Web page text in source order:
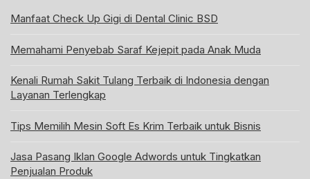
Manfaat Check Up Gigi di Dental Clinic BSD
Memahami Penyebab Saraf Kejepit pada Anak Muda
Kenali Rumah Sakit Tulang Terbaik di Indonesia dengan
Layanan Terlengkap
Tips Memilih Mesin Soft Es Krim Terbaik untuk Bisnis
Jasa Pasang Iklan Google Adwords untuk Tingkatkan
Penjualan Produk